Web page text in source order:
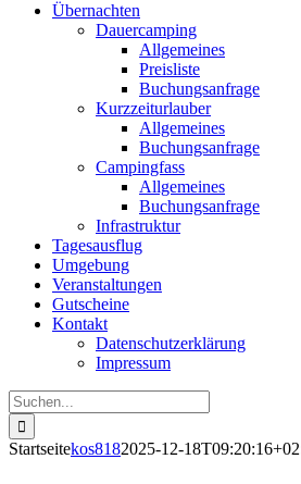
Übernachten
Dauercamping
Allgemeines
Preisliste
Buchungsanfrage
Kurzzeiturlauber
Allgemeines
Buchungsanfrage
Campingfass
Allgemeines
Buchungsanfrage
Infrastruktur
Tagesausflug
Umgebung
Veranstaltungen
Gutscheine
Kontakt
Datenschutzerklärung
Impressum
Suche
nach:
Startseitekos8182025-12-